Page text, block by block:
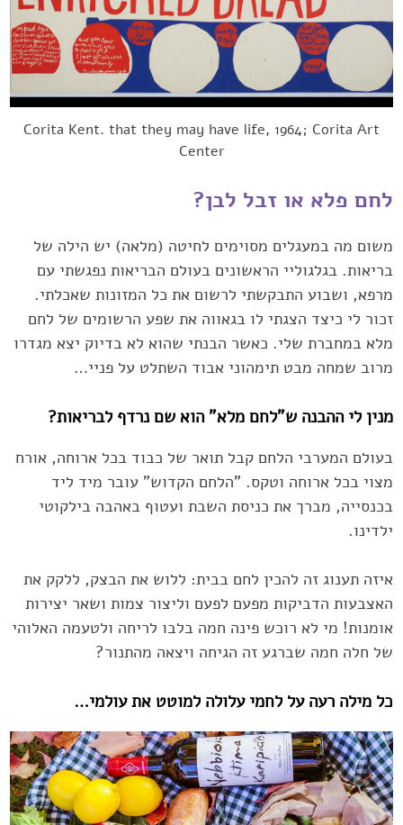
Corita Kent. that they may have life, 1964; Corita Art
Center
לחם פלא או זבל לבן?
משום מה במעגלים מסוימים לחיטה (מלאה) יש הילה של
בריאות. בגלגוליי הראשונים בעולם הבריאות נפגשתי עם
‏מרפא, ושבוע התבקשתי לרשום את כל המזונות שאכלתי.
זכור לי כיצד הצגתי לו בגאווה את שפע ‏הרשומים של לחם
מלא במחברת שלי. כאשר הבנתי שהוא לא בדיוק יצא מגדרו
מרוב שמחה מבט תימהוני ‏אבוד השתלט על פניי…‏
מנין לי ההבנה ש"לחם מלא" הוא שם נרדף לבריאות?‏
בעולם המערבי הלחם קבל תואר של כבוד בכל ארוחה, אורח
מצוי בכל ארוחה וטקס. "הלחם הקדוש" ‏עובר מיד ליד
בכנסייה, מברך את כניסת השבת ועטוף באהבה בילקוטי
ילדינו. ‏
איזה תענוג זה להכין לחם בבית: ללוש את הבצק, ללקק את
האצבעות הדביקות מפעם לפעם וליצור צמות ‏ושאר יצירות
אומנות! מי לא רוכש פינה חמה בלבו לריחה ולטעמה האלוהי
של חלה חמה שברגע זה הגיחה ‏ויצאה מהתנור?‏
כל מילה רעה על לחמי עלולה למוטט את עולמי…‏